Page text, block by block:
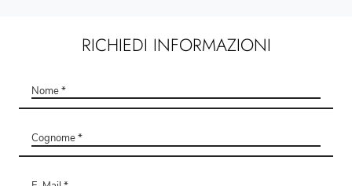
RICHIEDI INFORMAZIONI